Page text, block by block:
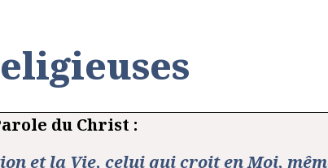
du Christ :
et la Vie, celui qui croit en Moi,